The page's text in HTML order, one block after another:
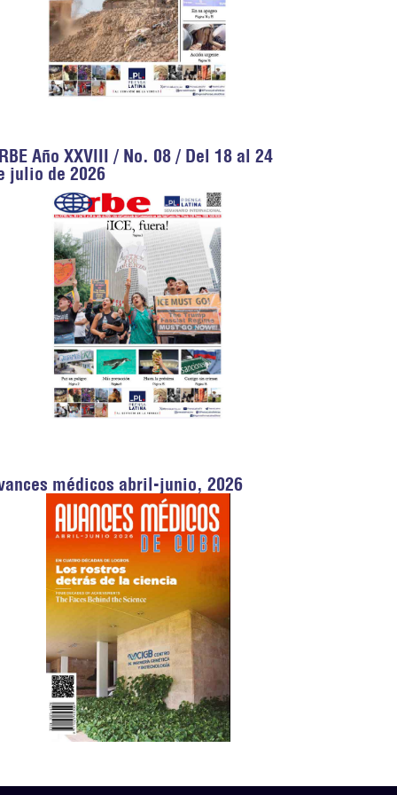
Año XXVIII / No. 08 / Del 18 al 24
julio de 2026
médicos abril-junio, 2026